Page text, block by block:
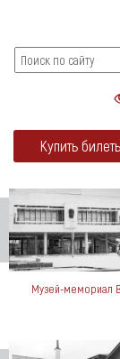
Купить
Музей-мемориал